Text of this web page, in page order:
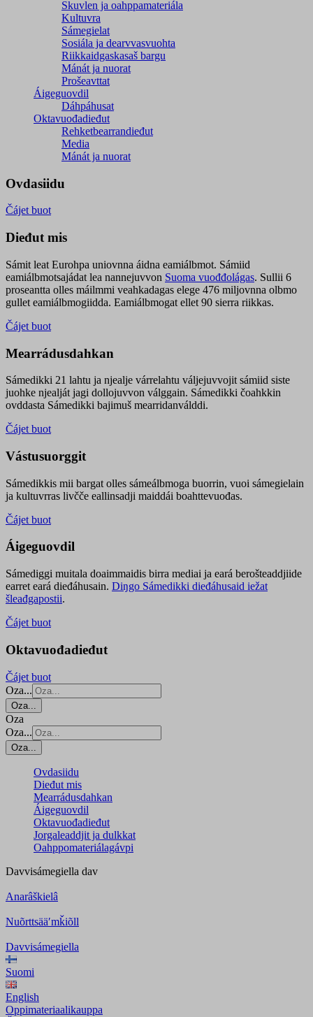
Skuvlen ja oahppamateriála
Kultuvra
Sámegielat
Sosiála ja dearvvasvuohta
Riikkaidgaskasaš bargu
Mánát ja nuorat
Prošeavttat
Áigeguovdil
Dáhpáhusat
Oktavuođadieđut
Rehketbearrandieđut
Media
Mánát ja nuorat
Ovdasiidu
Čájet buot
Dieđut mis
Sámit leat Eurohpa uniovnna áidna eamiálbmot. Sámiid
eamiálbmotsajádat lea nannejuvvon Suoma vuođđolágas. Sullii 6
proseantta olles máilmmi veahkadagas elege 476 miljovnna olbmo
gullet eamiálbmogiidda. Eamiálbmogat ellet 90 sierra riikkas.
Čájet buot
Mearrádusdahkan
Sámedikki 21 lahtu ja njealje várrelahtu váljejuvvojit sámiid siste
juohke njealját jagi dollojuvvon válggain. Sámedikki čoahkkin
ovddasta Sámedikki bajimuš mearridanválddi.
Čájet buot
Vástusuorggit
Sámedikkis mii bargat olles sámeálbmoga buorrin, vuoi sámegielain
ja kultuvrras livčče eallinsadji maiddái boahttevuođas.
Čájet buot
Áigeguovdil
Sámediggi muitala doaimmaidis birra mediai ja eará berošteaddjiide
earret eará dieđáhusain. Diŋgo Sámedikki dieđáhusaid iežat
šleađgapostii.
Čájet buot
Oktavuođadieđut
Čájet buot
Oza...
Oza...
Oza
Oza...
Oza...
Ovdasiidu
Dieđut mis
Mearrádusdahkan
Áigeguovdil
Oktavuođadieđut
Jorgaleaddjit ja dulkkat
Oahppomateriálagávpi
Davvisámegiella dav
Anarâškielâ
Nuõrttsääʹmǩiõll
Davvisámegiella
Suomi
English
Oppimateriaalikauppa